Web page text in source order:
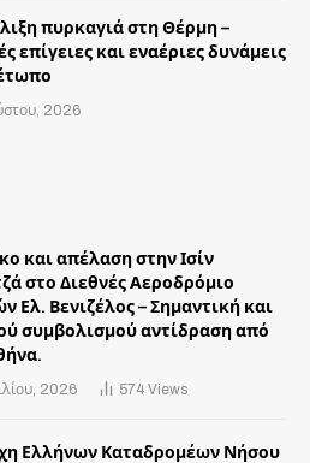
πυρκαγιά στη Θέρμη –
επίγειες και εναέριες δυνάμεις
2026
και απέλαση στην Ισίν
στο Διεθνές Αεροδρόμιο
Ελ. Βενιζέλος – Σημαντική και
συμβολισμού αντίδραση από
2026 574 Views
Ελλήνων Καταδρομέων Νήσου